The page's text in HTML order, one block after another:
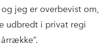
jeg er overbevist om,
udbredt i privat regi